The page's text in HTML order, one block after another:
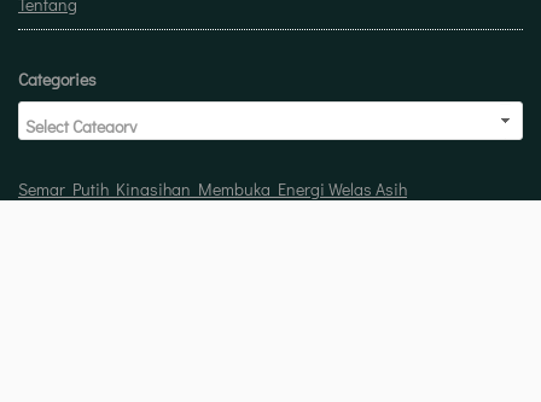
Categories
Semar Putih Kinasihan Membuka Energi Welas Asih